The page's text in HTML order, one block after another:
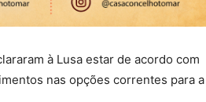
à Lusa estar de acordo com
nas opções correntes para a